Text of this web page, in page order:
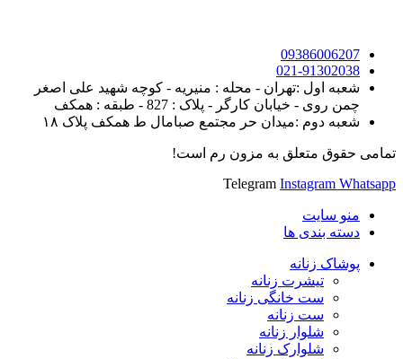
09386006207
021-91302038
شعبه اول :تهران - محله : منیریه - کوچه شهید علی اصغر
چمن روی - خیابان کارگر - پلاک : 827 - طبقه : همکف
شعبه دوم :میدان حر مجتمع صبامال ط همکف پلاک ۱۸
تمامی حقوق متعلق به مزون رم است!
Telegram Instagram Whatsapp
منو سایت
دسته بندی ها
پوشاک زنانه
تیشرت زنانه
ست خانگی زنانه
ست زنانه
شلوار زنانه
شلوارک زنانه